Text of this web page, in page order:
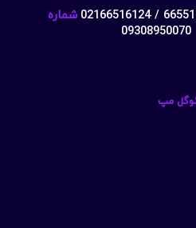
66551747 /
شماره
09308950070
مپ